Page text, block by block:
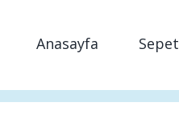
Anasayfa Sepet